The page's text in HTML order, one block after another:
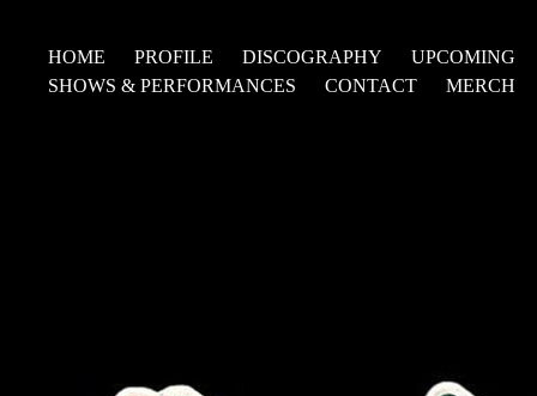
HOME PROFILE DISCOGRAPHY
UPCOMING
SHOWS & PERFORMANCES
CONTACT MERCH